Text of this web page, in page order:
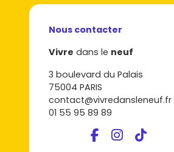
Nous contacter
Vivre dans le neuf
3 boulevard du Palais
75004 PARIS
contact@vivredansleneuf.fr
01 55 95 89 89